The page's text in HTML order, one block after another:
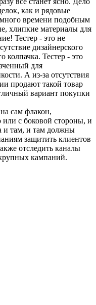
как и рядовые
времени подобным
хлипкие материалы для
Тестер - это не
дизайнерского
колпачка. Тестер - это
для
А из-за отсутствия
продают такой товар
вариант покупки
сам флакон,
с боковой стороны, и
и там, и там должны
защитить клиентов
отследить каналы
кампаний.